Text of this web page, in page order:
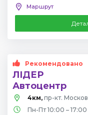
Маршрут
Рекомендовано
ЛІДЕР
Автоцентр
4км, пр-кт.
Пн-Пт 10:00 – 17:00